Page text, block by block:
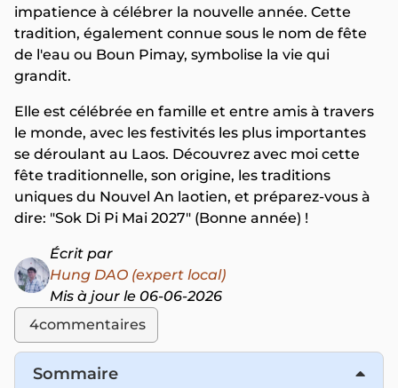
impatience à célébrer la nouvelle année. Cette
tradition, également connue sous le nom de fête
de l'eau ou Boun Pimay, symbolise la vie qui
grandit.
Elle est célébrée en famille et entre amis à travers
le monde, avec les festivités les plus importantes
se déroulant au Laos. Découvrez avec moi cette
fête traditionnelle, son origine, les traditions
uniques du Nouvel An laotien, et préparez-vous à
dire: "Sok Di Pi Mai 2027" (Bonne année) !
Écrit par
Hung DAO (expert local)
Mis à jour le 06-06-2026
4commentaires
Sommaire